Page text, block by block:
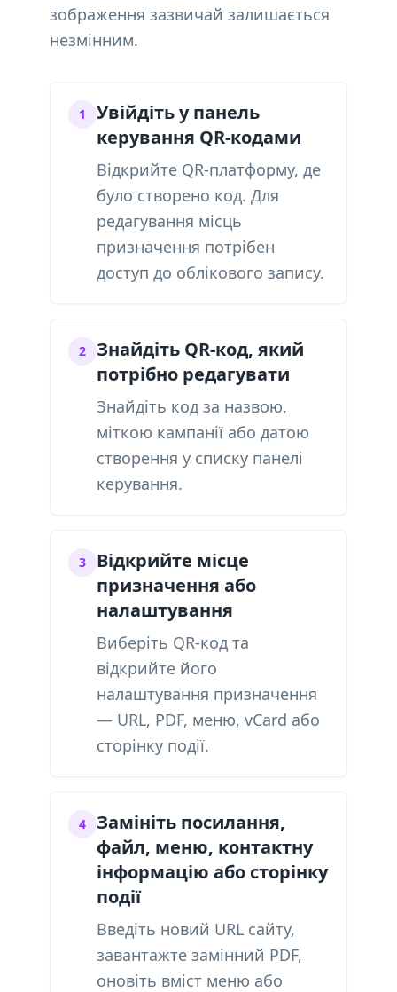
зображення зазвичай залишається
незмінним.
1
Увійдіть у панель
керування QR-кодами
Відкрийте QR-платформу, де
було створено код. Для
редагування місць
призначення потрібен
доступ до облікового запису.
2
Знайдіть QR-код, який
потрібно редагувати
Знайдіть код за назвою,
міткою кампанії або датою
створення у списку панелі
керування.
3
Відкрийте місце
призначення або
налаштування
Виберіть QR-код та
відкрийте його
налаштування призначення
— URL, PDF, меню, vCard або
сторінку події.
4
Замініть посилання,
файл, меню, контактну
інформацію або сторінку
події
Введіть новий URL сайту,
завантажте замінний PDF,
оновіть вміст меню або